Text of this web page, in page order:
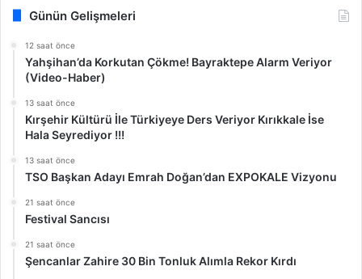
Günün Gelişmeleri
12 saat önce
Yahşihan’da Korkutan Çökme! Bayraktepe Alarm Veriyor
(Video-Haber)
13 saat önce
Kırşehir Kültürü İle Türkiyeye Ders Veriyor Kırıkkale İse
Hala Seyrediyor !!!
13 saat önce
TSO Başkan Adayı Emrah Doğan’dan EXPOKALE Vizyonu
21 saat önce
Festival Sancısı
21 saat önce
Şencanlar Zahire 30 Bin Tonluk Alımla Rekor Kırdı